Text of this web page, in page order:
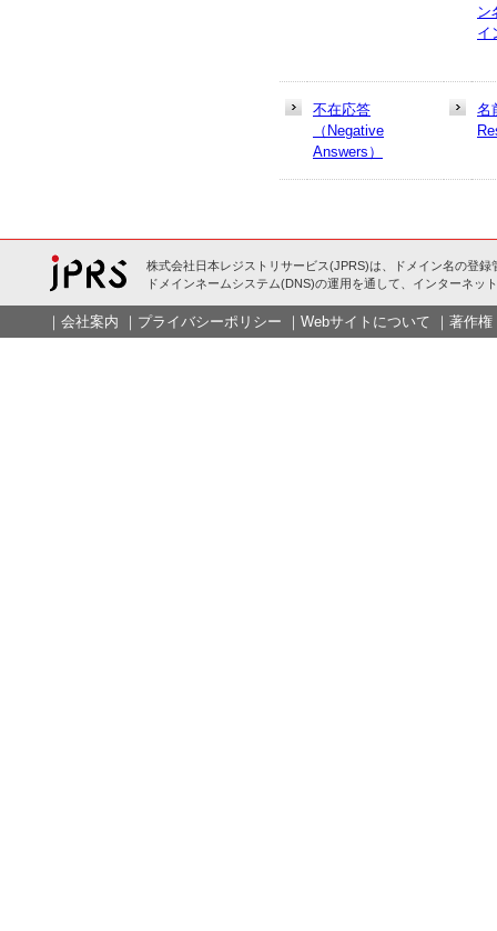
ン
イ
不在応答
（Negative
Answers）
名
株式会社日本レジストリサービス(JPRS)は、ドメイン名の登録
ドメインネームシステム(DNS)の運用を通して、インターネッ
｜ 会社案内 ｜ プライバシーポリシー ｜ Webサイトについて ｜ 著作権